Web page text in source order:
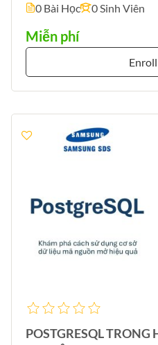
0 Bài Học
0 Sinh Viên
Miễn phí
POSTGRESQL